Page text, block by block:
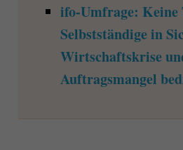
ifo-Umfrage: Keine
Selbstständige in
Wirtschaftskrise
Auftragsmangel